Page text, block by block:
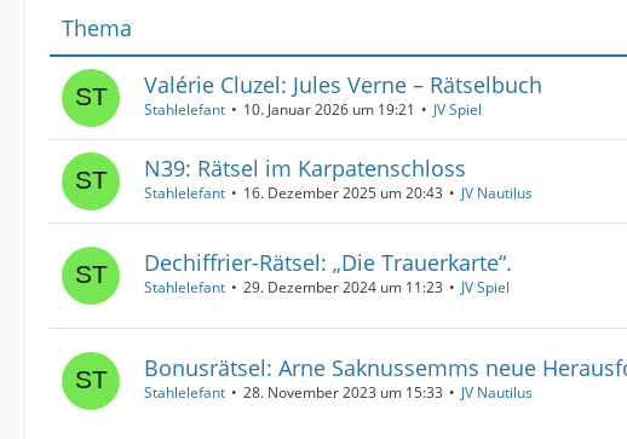
Thema
Valérie Cluzel: Jules Verne – Rätselbuch
Stahlelefant 10. Januar 2026 um 19:21 JV Spiel
N39: Rätsel im Karpatenschloss
Stahlelefant 16. Dezember 2025 um 20:43 JV Nautilus
Dechiffrier-Rätsel: „Die Trauerkarte“.
Stahlelefant 29. Dezember 2024 um 11:23 JV Spiel
Bonusrätsel: Arne Saknussemms neue
Stahlelefant 28. November 2023 um 15:33 JV Nautilus